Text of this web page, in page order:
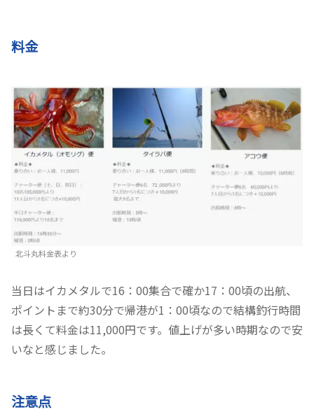
料金
北斗丸料金表より
当日はイカメタルで16：00集合で確か17：00頃の出航、
ポイントまで約30分で帰港が1：00頃なので結構釣行時間
は長くて料金は11,000円です。値上げが多い時期なので安
いなと感じました。
注意点